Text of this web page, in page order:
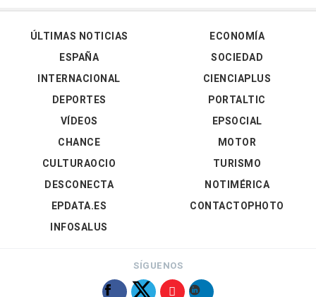
ÚLTIMAS NOTICIAS
ESPAÑA
INTERNACIONAL
DEPORTES
VÍDEOS
ECONOMÍA
SOCIEDAD
CIENCIAPLUS
PORTALTIC
EPSOCIAL
CHANCE
CULTURAOCIO
DESCONECTA
EPDATA.ES
INFOSALUS
MOTOR
TURISMO
NOTIMÉRICA
CONTACTOPHOTO
SÍGUENOS